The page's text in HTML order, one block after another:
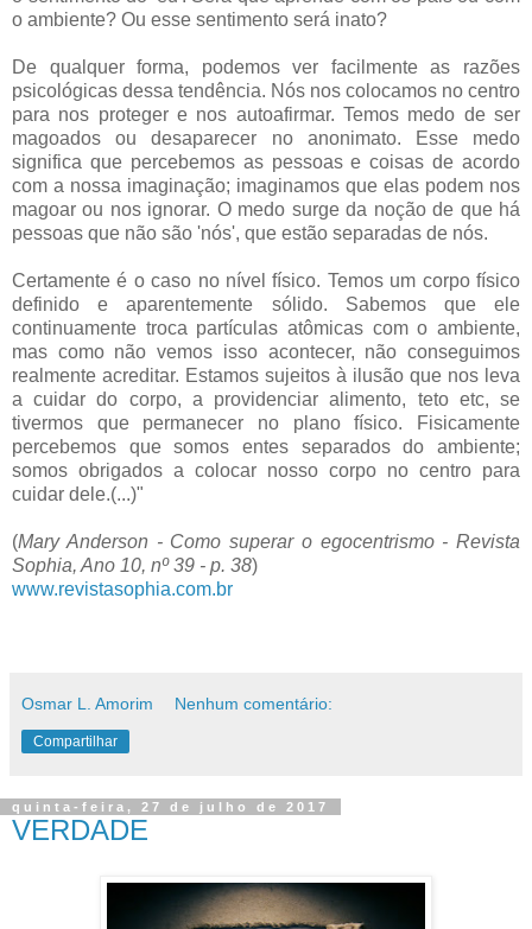
o ambiente? Ou esse sentimento será inato?
De qualquer forma, podemos ver facilmente as razões
psicológicas dessa tendência. Nós nos colocamos no centro
para nos proteger e nos autoafirmar. Temos medo de ser
magoados ou desaparecer no anonimato. Esse medo
significa que percebemos as pessoas e coisas de acordo
com a nossa imaginação; imaginamos que elas podem nos
magoar ou nos ignorar. O medo surge da noção de que há
pessoas que não são 'nós', que estão separadas de nós.
Certamente é o caso no nível físico. Temos um corpo físico
definido e aparentemente sólido. Sabemos que ele
continuamente troca partículas atômicas com o ambiente,
mas como não vemos isso acontecer, não conseguimos
realmente acreditar. Estamos sujeitos à ilusão que nos leva
a cuidar do corpo, a providenciar alimento, teto etc, se
tivermos que permanecer no plano físico. Fisicamente
percebemos que somos entes separados do ambiente;
somos obrigados a colocar nosso corpo no centro para
cuidar dele.(...)"
(Mary Anderson - Como superar o egocentrismo - Revista
Sophia, Ano 10, nº 39 - p. 38)
www.revistasophia.com.br
Osmar L. Amorim Nenhum comentário:
Compartilhar
quinta-feira, 27 de julho de 2017
VERDADE